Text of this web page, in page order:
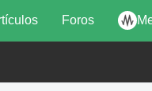
Foros